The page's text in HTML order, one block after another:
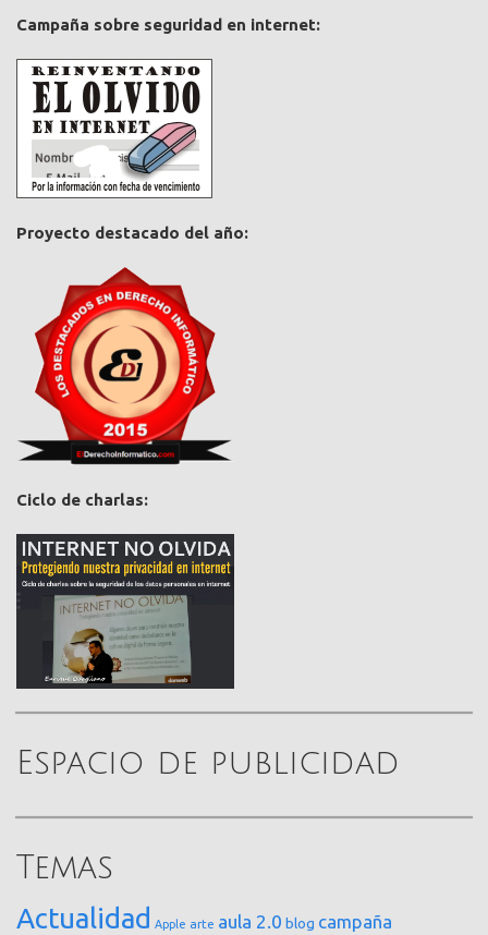
Campaña sobre seguridad en internet:
Proyecto destacado del año:
Ciclo de charlas:
Espacio de publicidad
Temas
Actualidad Apple arte aula 2.0 blog campaña